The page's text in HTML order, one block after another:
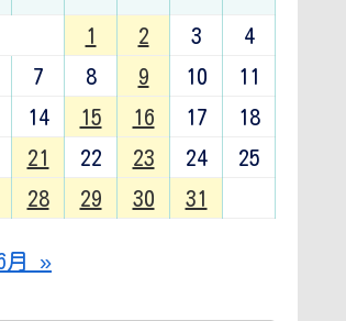
1 2 3
4
7 8 9 10
11
14 15 16 17
18
21 22 23 24
25
28 29 30 31
月 »